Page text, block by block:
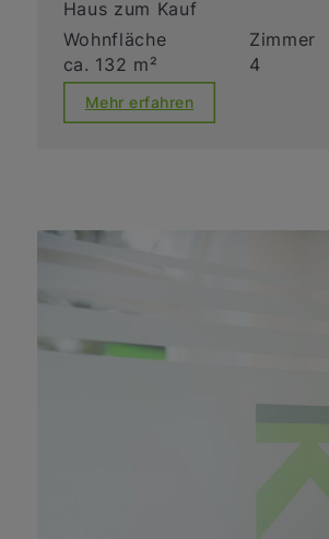
Haus zum Kauf
Wohnfläche
ca. 132 m²
Zimmer
4
Mehr erfahren